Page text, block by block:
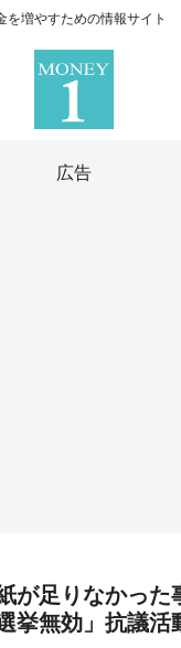
を増やすための情報サイト
広告
が足りなかっ
挙無効」抗議活